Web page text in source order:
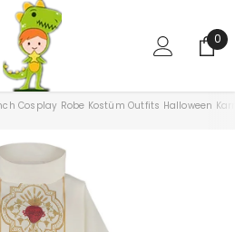
0
0
Cosplay Robe Kostüm Outfits Halloween